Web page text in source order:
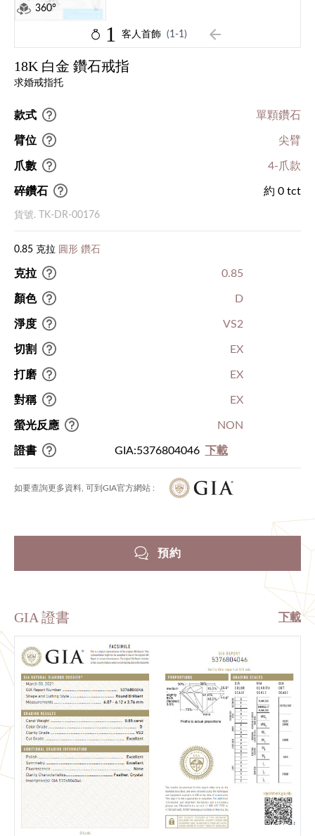
360°
1 客人首飾 (1-1)
18K 白金 鑽石戒指
求婚戒指托
款式 單顆鑽石
臂位 尖臂
爪數 4-爪款
碎鑽石 約 0 tct
貨號. TK-DR-00176
0.85 克拉 圓形 鑽石
克拉 0.85
顏色 D
淨度 VS2
切割 EX
打磨 EX
對稱 EX
螢光反應 NON
證書 GIA:5376804046 下載
如要查詢更多資料, 可到GIA官方網站 :
預約
GIA 證書 下載